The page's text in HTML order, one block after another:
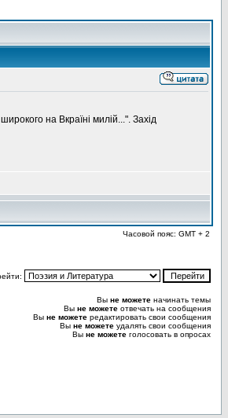
на Вкраїні милій...". Захід
Часовой пояс: GMT + 2
Вы не можете начинать темы
Вы не можете отвечать на сообщения
Вы не можете редактировать свои сообщения
Вы не можете удалять свои сообщения
Вы не можете голосовать в опросах